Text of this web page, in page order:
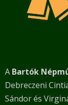
A Bartók
Debreczeni
Sándor és